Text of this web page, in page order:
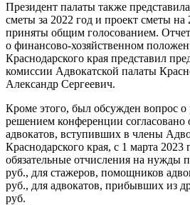
Президент палаты также
сметы за 2022 год и проект сметы
приняты общим голосованием.
о финансово-хозяйственном
Краснодарского края представил
комиссии Адвокатской палаты
Александр Сергеевич.
Кроме этого, был обсужден вопрос
решением конференции согласовано
адвокатов, вступивших в члены
Краснодарского края, с 1 марта
обязательные отчисления на нужды
руб., для стажеров, помощников
руб., для адвокатов, прибывших из
руб.